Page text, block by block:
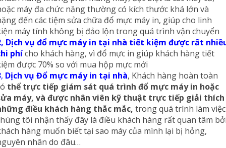
máy đa chức năng thường có kích thước khá lớn và
đến các tiệm sửa chữa đổ mực máy in, giúp cho linh
máy tính không bị đảo lộn trong quá trình vận chuyển
Dịch vụ đổ mực máy in tại nhà tiết kiệm được rất
phícho khách hàng, vì đổ mực in giúp khách hàng tiết
được 70% so với mua hộp mực mới
, Dịch vụ Đổ mực máy in tại nhà, Khách hàng hoàn toàn
thể trực tiếp giám sát quá trình đổ mực máy in hoặc
máy, và được nhân viên kỹ thuật trực tiếp giải thích
điều khách hàng thắc mắc, trong quá trình làm việc
tôi nhận thấy đây là điều khách hàng rất quan tâm
hàng muốn biết tại sao máy của mình lại bị hỏng,
nhân do đâu…